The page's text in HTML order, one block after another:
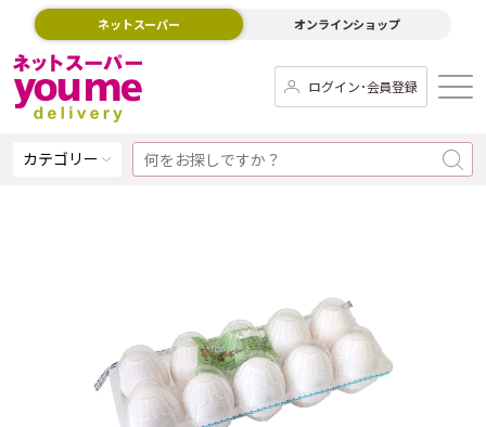
ネットスーパー オンラインショップ
ログイン･会員登録
カテゴリー